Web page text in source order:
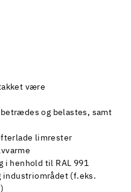
være
og belastes, samt
limrester
i henhold til RAL 991
industriområdet (f.eks.